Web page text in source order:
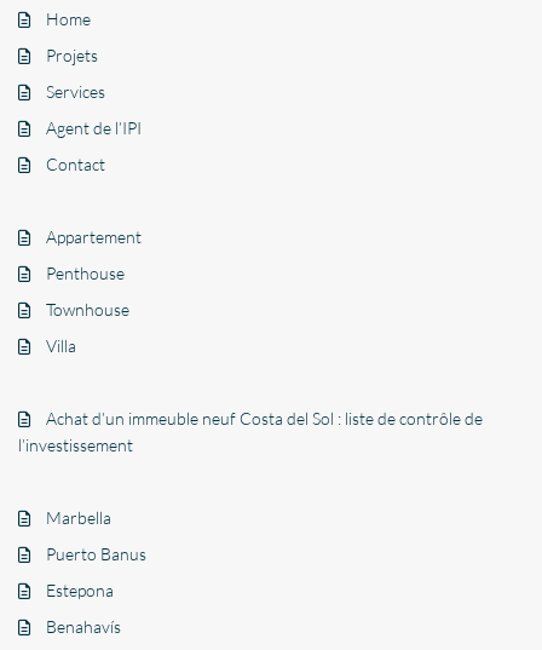
Home
Projets
Services
Agent de l’IPI
Contact
Appartement
Penthouse
Townhouse
Villa
Achat d’un immeuble neuf Costa del Sol : liste de contrôle de
l’investissement
Marbella
Puerto Banus
Estepona
Benahavís